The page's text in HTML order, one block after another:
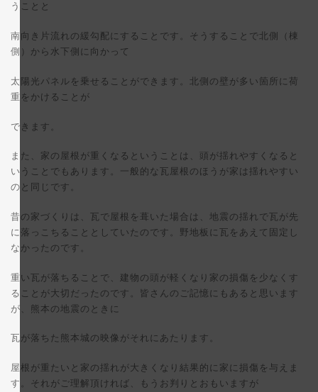
うことと
南向き片流れの緩勾配にすることです。そうすることで北側（棟
側）から水下側に向かって
太陽光パネルを乗せることができます。北側の壁が多い箇所に荷
重をかけることが
できます。
また、家の屋根が重くなるということは、頭が揺れやすくなると
いうことでもあります。一般的な瓦屋根のほうが家は揺れやすい
のと同じです。
昔の家づくりは、瓦で屋根を葺いた場合は、地震の揺れで瓦が先
に落っこちることとしていたのです。野地板に瓦をあえて固定し
なかったのです。
重い瓦が落ちることで、建物の頭が軽くなり家の損傷を少なくす
ることが大切だったのです。皆さんのご記憶にもあると思います
が、熊本の地震のときに
瓦が落ちた熊本城の映像がそれにあたります。
屋根が重たいと家の揺れが大きくなり結果的に家に損傷を与えま
す。それがご理解頂ければ、もうお判りとおもいますが